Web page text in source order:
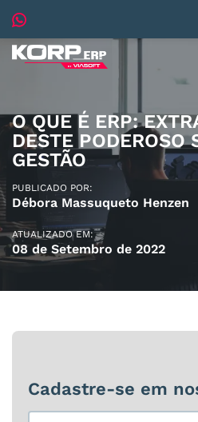
O QUE É ERP:
DESTE PODEROSO
GESTÃO
PUBLICADO POR:
Débora Massuqueto Henzen
ATUALIZADO EM:
08 de Setembro de 2022
Cadastre-se em